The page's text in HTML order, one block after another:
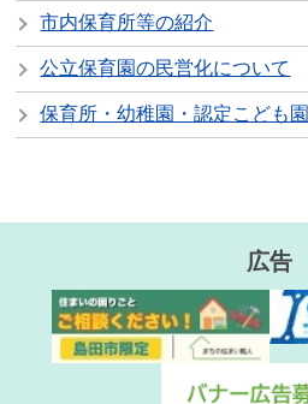
市内保育所等の紹介
公立保育園の民営化について
保育所・幼稚園・認定こども
広告